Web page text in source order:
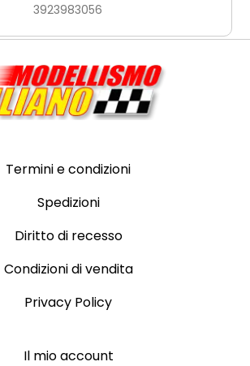
3923983056
Termini e condizioni
Spedizioni
Diritto di recesso
Condizioni di vendita
Privacy Policy
Il mio account